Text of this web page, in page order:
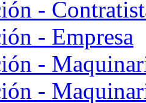
-
- Empresa
-
-